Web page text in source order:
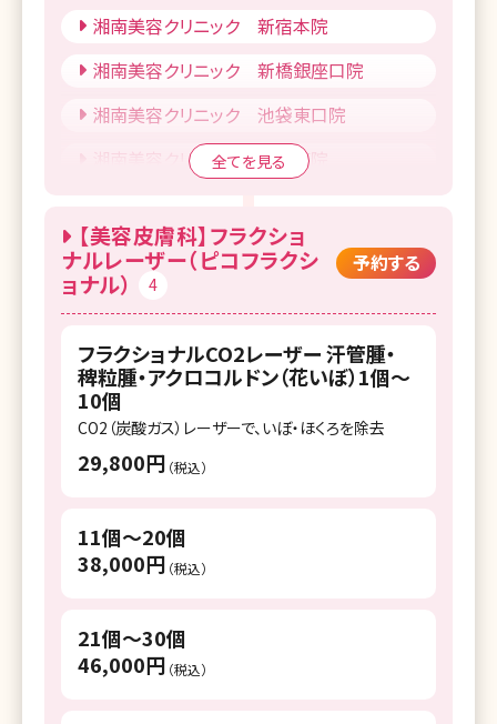
湘南美容クリニック 池袋西口院
湘南美容クリニック 池袋メトロポリタン口
湘南美容クリニック 品川院
湘南美容クリニック 秋葉原院
湘南美容クリニック 上野院
SBC御茶ノ水こどもレーザークリニック
湘南美容クリニック 錦糸町院
湘南美容クリニック 豊洲院
湘南美容クリニック 東京蒲田院
湘南美容クリニック 北千住院
湘南美容クリニック 二子玉川院
湘南美容クリニック 赤羽院
湘南美容クリニック 吉祥寺院
湘南美容クリニック 調布院
湘南美容クリニック 新宿本院
湘南美容クリニック 新橋銀座口院
湘南美容クリニック 池袋東口院
湘南美容クリニック 秋葉原院
湘南美容クリニック 町田院
湘南美容クリニック 川崎院
湘南美容クリニック 福岡院
湘南美容クリニック 大分院
湘南美容クリニック 那覇院
全てを見る
【美容皮膚科】フラクショ
ナルレーザー（ピコフラクシ
ョナル）
4
予約する
フラクショナルCO2レーザー 汗管腫・
稗粒腫・アクロコルドン（花いぼ）1個～
10個
CO2（炭酸ガス）レーザーで、いぼ・ほくろを除去
29,800円 （税込）
11個～20個
38,000円 （税込）
21個～30個
46,000円 （税込）